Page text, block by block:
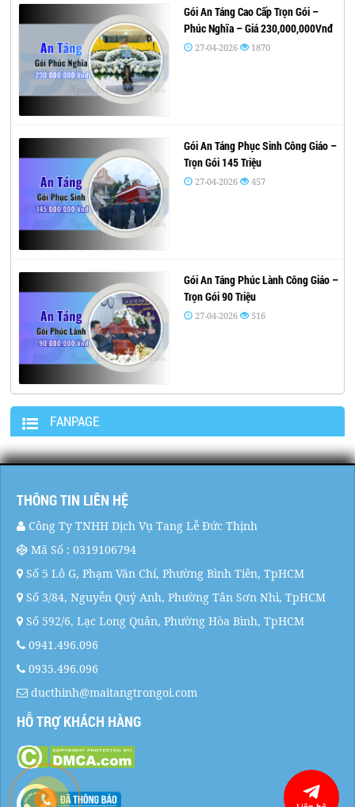
Gói An Táng Cao Cấp Trọn Gói –
Phúc Nghĩa – Giá 230,000,000Vnđ
27-04-2026 1870
Gói An Táng Phục Sinh Công Giáo –
Trọn Gói 145 Triệu
27-04-2026 457
Gói An Táng Phúc Lành Công Giáo –
Trọn Gói 90 Triệu
27-04-2026 516
FANPAGE
THÔNG TIN LIÊN HỆ
Công Ty TNHH Dịch Vụ Tang Lễ Đức Thịnh
Mã Số : 0319106794
Số 5 Lô G, Phạm Văn Chí, Phường Bình Tiên, TpHCM
Số 3/84, Nguyễn Quý Anh, Phường Tân Sơn Nhì, TpHCM
Số 592/6, Lạc Long Quân, Phường Hòa Bình, TpHCM
0941.496.096
0935.496.096
ducthinh@maitangtrongoi.com
HỖ TRỢ KHÁCH HÀNG